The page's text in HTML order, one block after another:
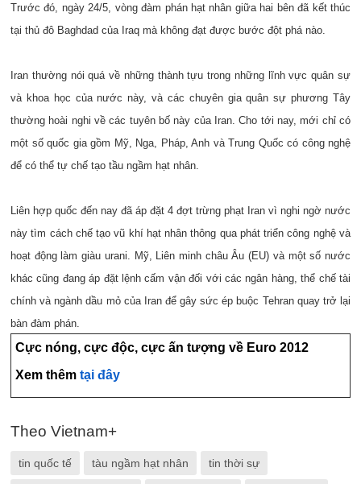
Trước đó, ngày 24/5, vòng đàm phán hạt nhân giữa hai bên đã kết thúc
tại thủ đô Baghdad của Iraq mà không đạt được bước đột phá nào.
Iran thường nói quá về những thành tựu trong những lĩnh vực quân sự
và khoa học của nước này, và các chuyên gia quân sự phương Tây
thường hoài nghi về các tuyên bố này của Iran. Cho tới nay, mới chỉ có
một số quốc gia gồm Mỹ, Nga, Pháp, Anh và Trung Quốc có công nghệ
để có thể tự chế tạo tầu ngầm hạt nhân.
Liên hợp quốc đến nay đã áp đặt 4 đợt trừng phạt Iran vì nghi ngờ nước
này tìm cách chế tạo vũ khí hạt nhân thông qua phát triển công nghệ và
hoạt động làm giàu urani. Mỹ, Liên minh châu Âu (EU) và một số nước
khác cũng đang áp đặt lệnh cấm vận đối với các ngân hàng, thể chế tài
chính và ngành dầu mỏ của Iran để gây sức ép buộc Tehran quay trở lại
bàn đàm phán.
Cực nóng, cực độc, cực ấn tượng về Euro 2012
Xem thêm tại đây
Theo Vietnam+
tin quốc tế tàu ngầm hạt nhân tin thời sự